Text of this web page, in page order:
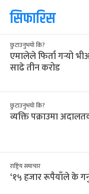
सिफारिस
छुटाउनुभयो कि?
एमालेले फिर्ता गर्‍यो
साढे तीन करोड
छुटाउनुभयो कि?
व्यक्ति पक्राउमा
राष्ट्रिय समाचार
‘१५ हजार रूपैयाँले के